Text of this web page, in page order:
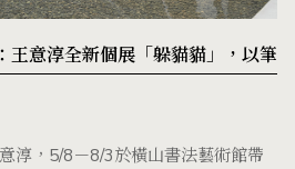
王意淳全新個展「躲貓貓」，以筆
淳，5/8－8/3於橫山書法藝術館帶